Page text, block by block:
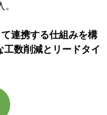
連携する仕組みを構
数削減とリードタイ